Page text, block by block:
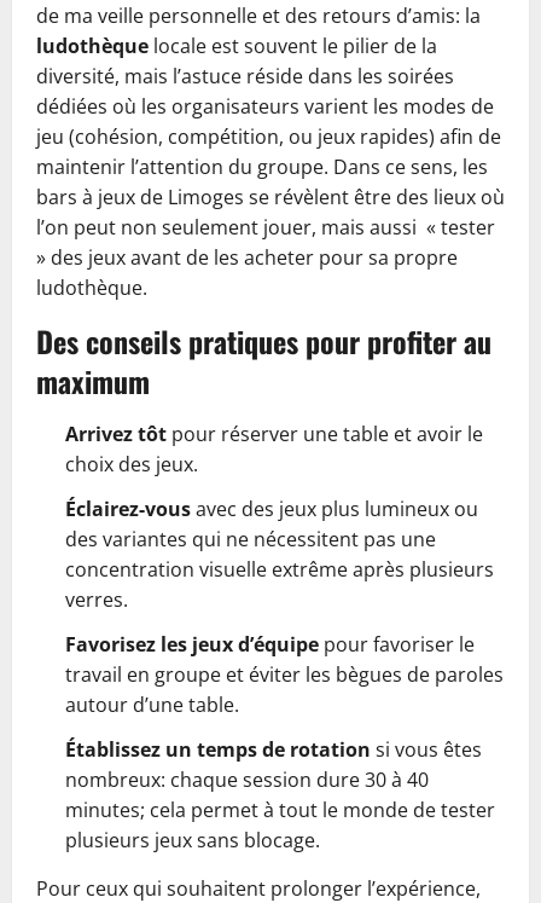
de ma veille personnelle et des retours d’amis: la
ludothèque locale est souvent le pilier de la
diversité, mais l’astuce réside dans les soirées
dédiées où les organisateurs varient les modes de
jeu (cohésion, compétition, ou jeux rapides) afin de
maintenir l’attention du groupe. Dans ce sens, les
bars à jeux de Limoges se révèlent être des lieux où
l’on peut non seulement jouer, mais aussi « tester
» des jeux avant de les acheter pour sa propre
ludothèque.
Des conseils pratiques pour profiter au
maximum
Arrivez tôt pour réserver une table et avoir le
choix des jeux.
Éclairez-vousavec des jeux plus lumineux ou
des variantes qui ne nécessitent pas une
concentration visuelle extrême après plusieurs
verres.
Favorisez les jeux d’équipe pour favoriser le
travail en groupe et éviter les bègues de paroles
autour d’une table.
Établissez un temps de rotation si vous êtes
nombreux: chaque session dure 30 à 40
minutes; cela permet à tout le monde de tester
plusieurs jeux sans blocage.
Pour ceux qui souhaitent prolonger l’expérience,